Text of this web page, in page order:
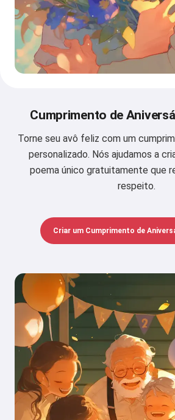
Cumprimento de
Torne seu avô feliz com um
personalizado. Nós ajudamos a
poema único gratuitamente que
respeito.
Criar um Cumprimento de